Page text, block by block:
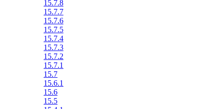
15.7.8
15.7.7
15.7.6
15.7.5
15.7.4
15.7.3
15.7.2
15.7.1
15.7
15.6.1
15.6
15.5